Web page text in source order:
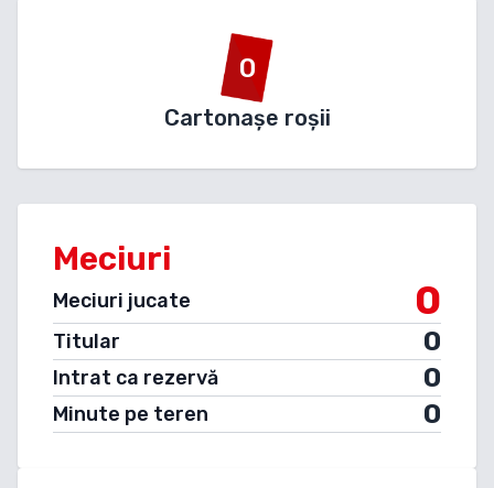
0
Cartonașe roșii
Meciuri
Meciuri jucate 0
Titular 0
Intrat ca rezervă 0
Minute pe teren 0